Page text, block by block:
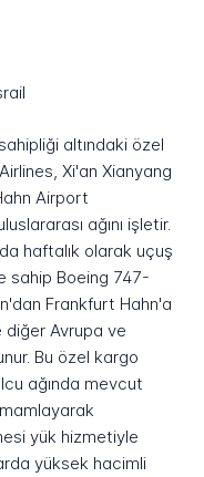
altındaki özel
Xi'an Xianyang
Airport
ağını işletir.
haftalık olarak uçuş
sahip Boeing 747-
Frankfurt Hahn'a
Avrupa ve
Bu özel kargo
ağında mevcut
yük hizmetiyle
yüksek hacimli